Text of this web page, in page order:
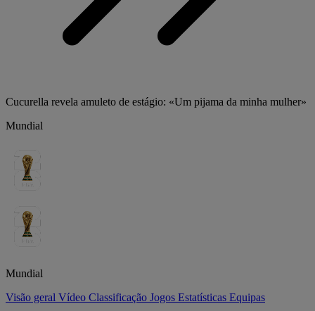
Cucurella revela amuleto de estágio: «Um pijama da minha mulher»
Mundial
Mundial
Visão geral Vídeo Classificação Jogos Estatísticas Equipas